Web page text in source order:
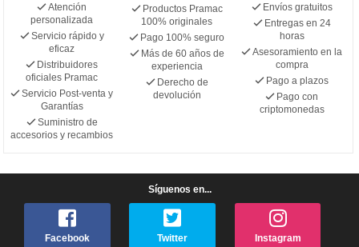
Atención
personalizada
Servicio rápido y
eficaz
Distribuidores
oficiales Pramac
Servicio Post-venta y
Garantías
Suministro de
accesorios y recambios
Productos Pramac
100% originales
Pago 100% seguro
Más de 60 años de
experiencia
Derecho de
devolución
Envíos gratuitos
Entregas en 24
horas
Asesoramiento en la
compra
Pago a plazos
Pago con
criptomonedas
Síguenos en...
Facebook Twitter Instagram